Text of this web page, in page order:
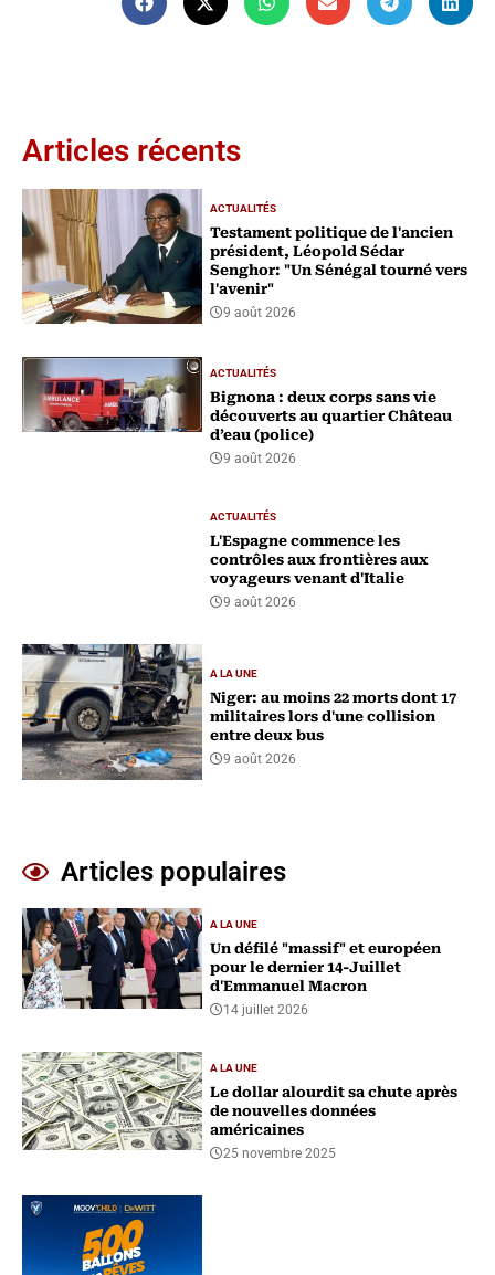
Articles récents
ACTUALITÉS
Testament politique de l'ancien
président, Léopold Sédar
Senghor: "Un Sénégal tourné vers
l'avenir"
9 août 2026
ACTUALITÉS
Bignona : deux corps sans vie
découverts au quartier Château
d’eau (police)
9 août 2026
ACTUALITÉS
L'Espagne commence les
contrôles aux frontières aux
voyageurs venant d'Italie
9 août 2026
Niger: au moins 22 morts dont 17
militaires lors d'une collision
entre deux bus
9 août 2026
Articles populaires
Un défilé "massif" et européen
pour le dernier 14-Juillet
d'Emmanuel Macron
14 juillet 2026
Le dollar alourdit sa chute après
de nouvelles données
américaines
25 novembre 2025